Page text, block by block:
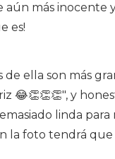
aún más
es!
ella son más
😂👏👏👏", y
linda para
la foto tendrá que